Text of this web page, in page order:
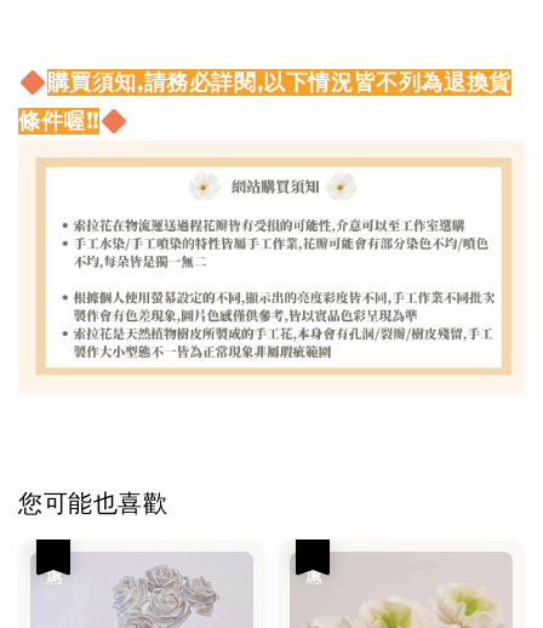
購買須知,請務必詳閱,以下情況皆不列為退換貨
條件喔!!
您可能也喜歡